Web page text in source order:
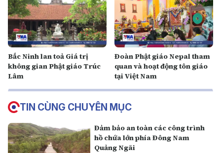
Bắc Ninh lan toả Giá trị
không gian Phật giáo Trúc
Lâm
Đoàn Phật giáo Nepal tham
quan và hoạt động tôn giáo
tại Việt Nam
TIN CÙNG CHUYÊN MỤC
Đảm bảo an toàn các công trình
hồ chứa lớn phía Đông Nam
Quảng Ngãi